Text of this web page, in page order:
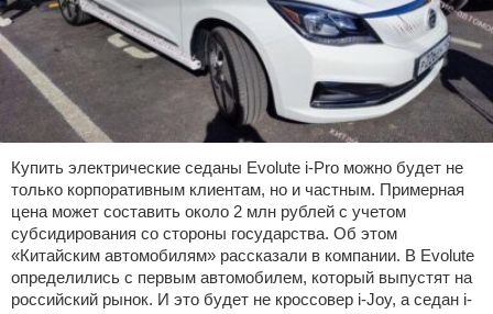
Купить электрические седаны Evolute i-Pro можно будет не
только корпоративным клиентам, но и частным. Примерная
цена может составить около 2 млн рублей с учетом
субсидирования со стороны государства. Об этом
«Китайским автомобилям» рассказали в компании. В Evolute
определились с первым автомобилем, который выпустят на
российский рынок. И это будет не кроссовер i-Joy, а седан i-